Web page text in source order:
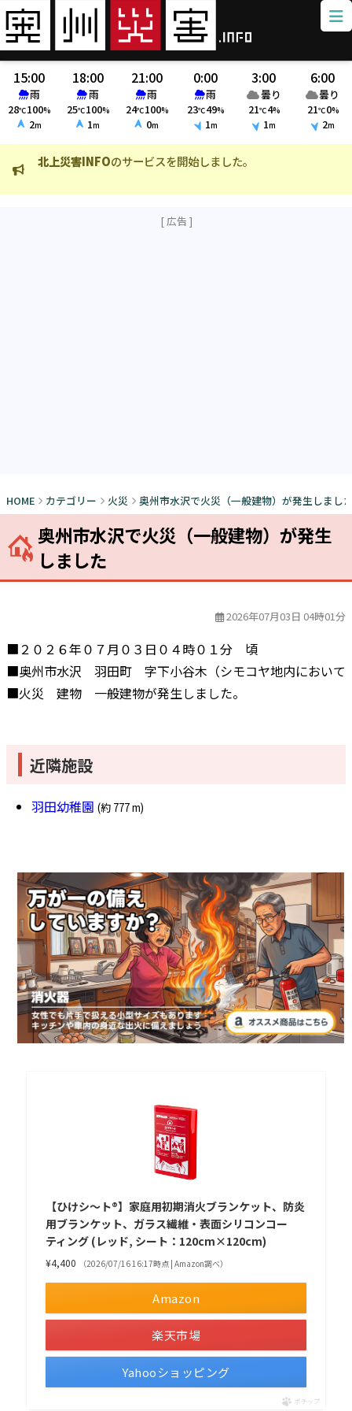
15:00
雨
28℃100%
2m
18:00
雨
25℃100%
1m
21:00
雨
24℃100%
0m
0:00
雨
23℃49%
1m
3:00
曇り
21℃4%
1m
6:00
曇り
21℃0%
2m
なり 北上災害INFOのサービスを開始しました。
HOME カテゴリー 火災 奥州市水沢で火災（一般建物）が発生しまし
奥州市水沢で火災（一般建物）が発生
しました
2026年07月03日 04時01分
■２０２６年０７月０３日０４時０１分 頃
■奥州市水沢 羽田町 字下小谷木（シモコヤ地内において
■火災 建物 一般建物が発生しました。
近隣施設
羽田幼稚園 (約 777 m)
【ひけシ～ト®】家庭用初期消火ブランケット、防炎
用ブランケット、ガラス繊維・表面シリコンコー
ティング (レッド, シート：120cm×120cm)
¥4,400 （2026/07/16 16:17時点 | Amazon調べ）
Amazon
楽天市場
Yahooショッピング
ポチップ